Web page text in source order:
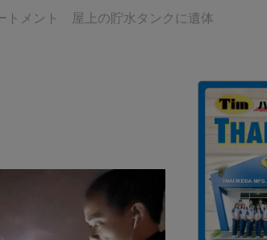
トメント 屋上の貯水タンクに遺体